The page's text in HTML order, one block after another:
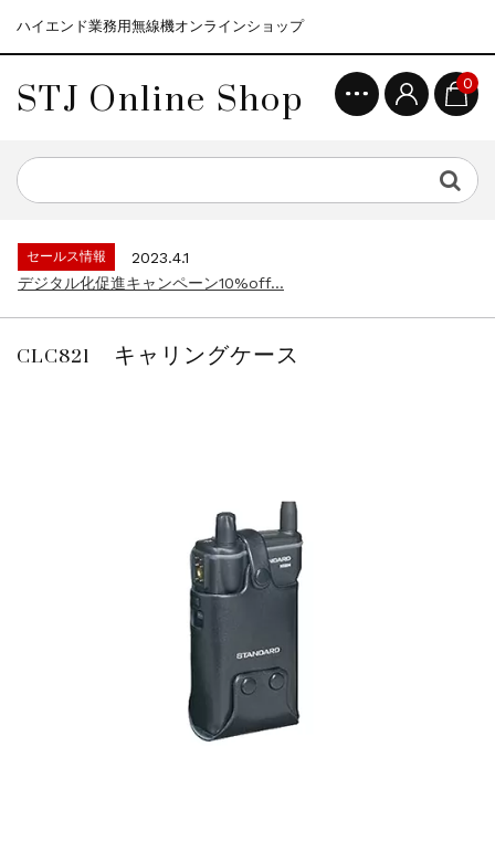
ハイエンド業務用無線機オンラインショップ
STJ Online Shop 0
モトローラ無線機本体キャンペーン15%o...
セールス情報
2023.4.10
セールス情報
2023.4.1
デジタル化促進キャンペーン10%off...
セールス情報
2023.4.10
CLC821 キャリングケース